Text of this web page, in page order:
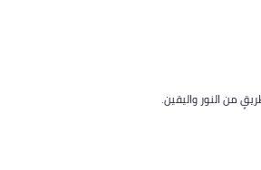
من النور واليقين.